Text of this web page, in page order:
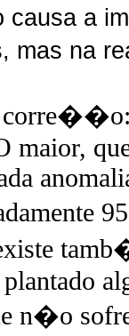
causa a
mas na
corre��o:
maior,
n�o